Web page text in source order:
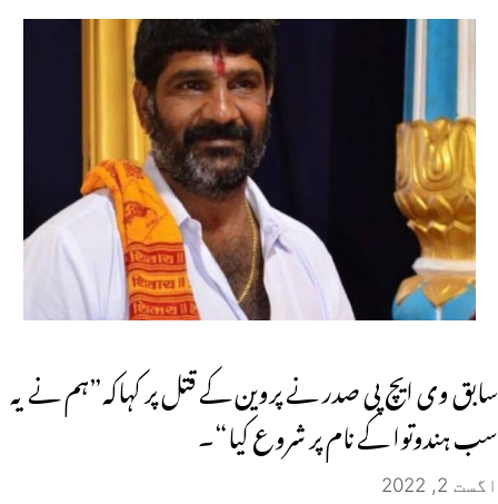
سابق وی ایچ پی صدر نے پروین کے قتل پر کہاکہ”ہم نے یہ
سب ہندوتوا کے نام پر شروع کیا“۔
اگست 2, 2022